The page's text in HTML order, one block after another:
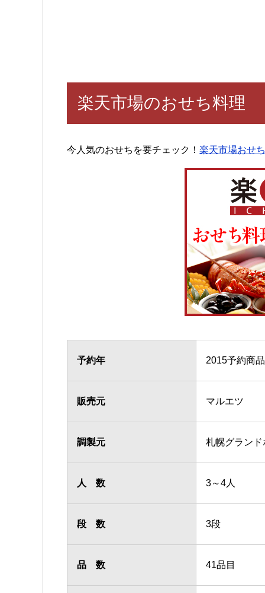
楽天市場のおせち料理
今人気のおせちを要チェック！ 楽天市場おせ
予約年 2015予約商品
販売元 マルエツ
調製元 札幌グランド
人 数 3～4人
段 数 3段
品 数 41品目